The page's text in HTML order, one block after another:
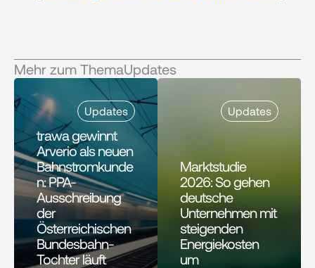
Mehr zum ThemaUpdates
Updates
trawa gewinnt
Arverio als neuen
Bahnstromkunde
n: PPA-
Ausschreibung
der
Österreichischen
Bundesbahn-
Tochter läuft
Updates
Marktstudie
2026: So gehen
deutsche
Unternehmen mit
steigenden
Energiekosten
um